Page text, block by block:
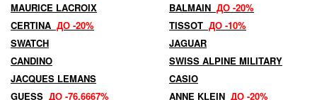
MAURICE LACROIX
BALMAIN ДО -20%
CERTINA ДО -20% TISSOT ДО -10%
SWATCH
JAGUAR
CANDINO
SWISS ALPINE MILITARY
JACQUES LEMANS
CASIO
GUESS ДО -76,6667% ANNE KLEIN ДО -20%